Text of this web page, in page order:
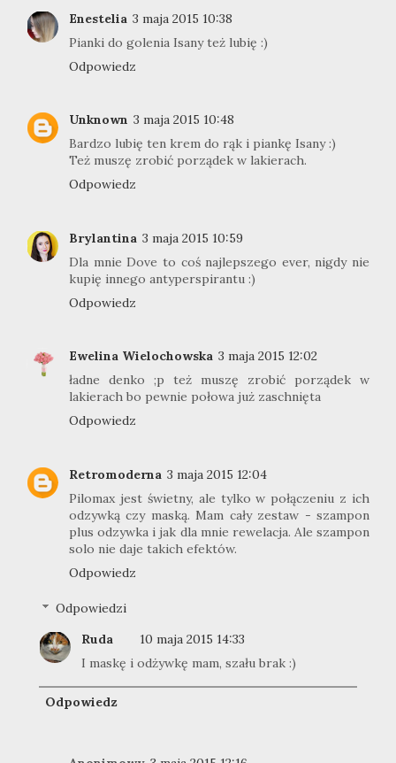
Enestelia 3 maja 2015 10:38
Pianki do golenia Isany też lubię :)
Odpowiedz
Unknown 3 maja 2015 10:48
Bardzo lubię ten krem do rąk i piankę Isany :)
Też muszę zrobić porządek w lakierach.
Odpowiedz
Brylantina 3 maja 2015 10:59
Dla mnie Dove to coś najlepszego ever, nigdy nie
kupię innego antyperspirantu :)
Odpowiedz
Ewelina Wielochowska 3 maja 2015 12:02
ładne denko ;p też muszę zrobić porządek w
lakierach bo pewnie połowa już zaschnięta
Odpowiedz
Retromoderna 3 maja 2015 12:04
Pilomax jest świetny, ale tylko w połączeniu z ich
odzywką czy maską. Mam cały zestaw - szampon
plus odzywka i jak dla mnie rewelacja. Ale szampon
solo nie daje takich efektów.
Odpowiedz
Odpowiedzi
Ruda
10 maja 2015 14:33
I maskę i odżywkę mam, szału brak :)
Odpowiedz